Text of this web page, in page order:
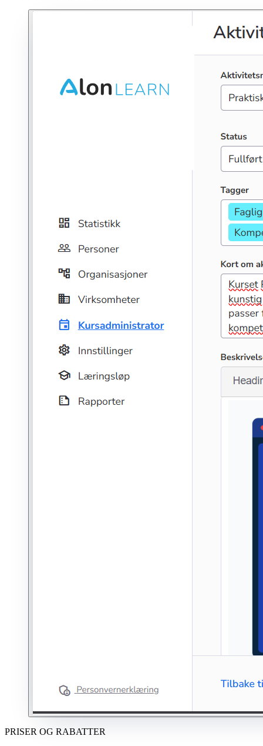
PRISER OG RABATTER